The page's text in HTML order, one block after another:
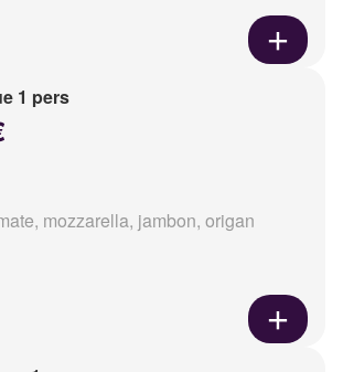
1 pers
mozzarella, jambon, origan